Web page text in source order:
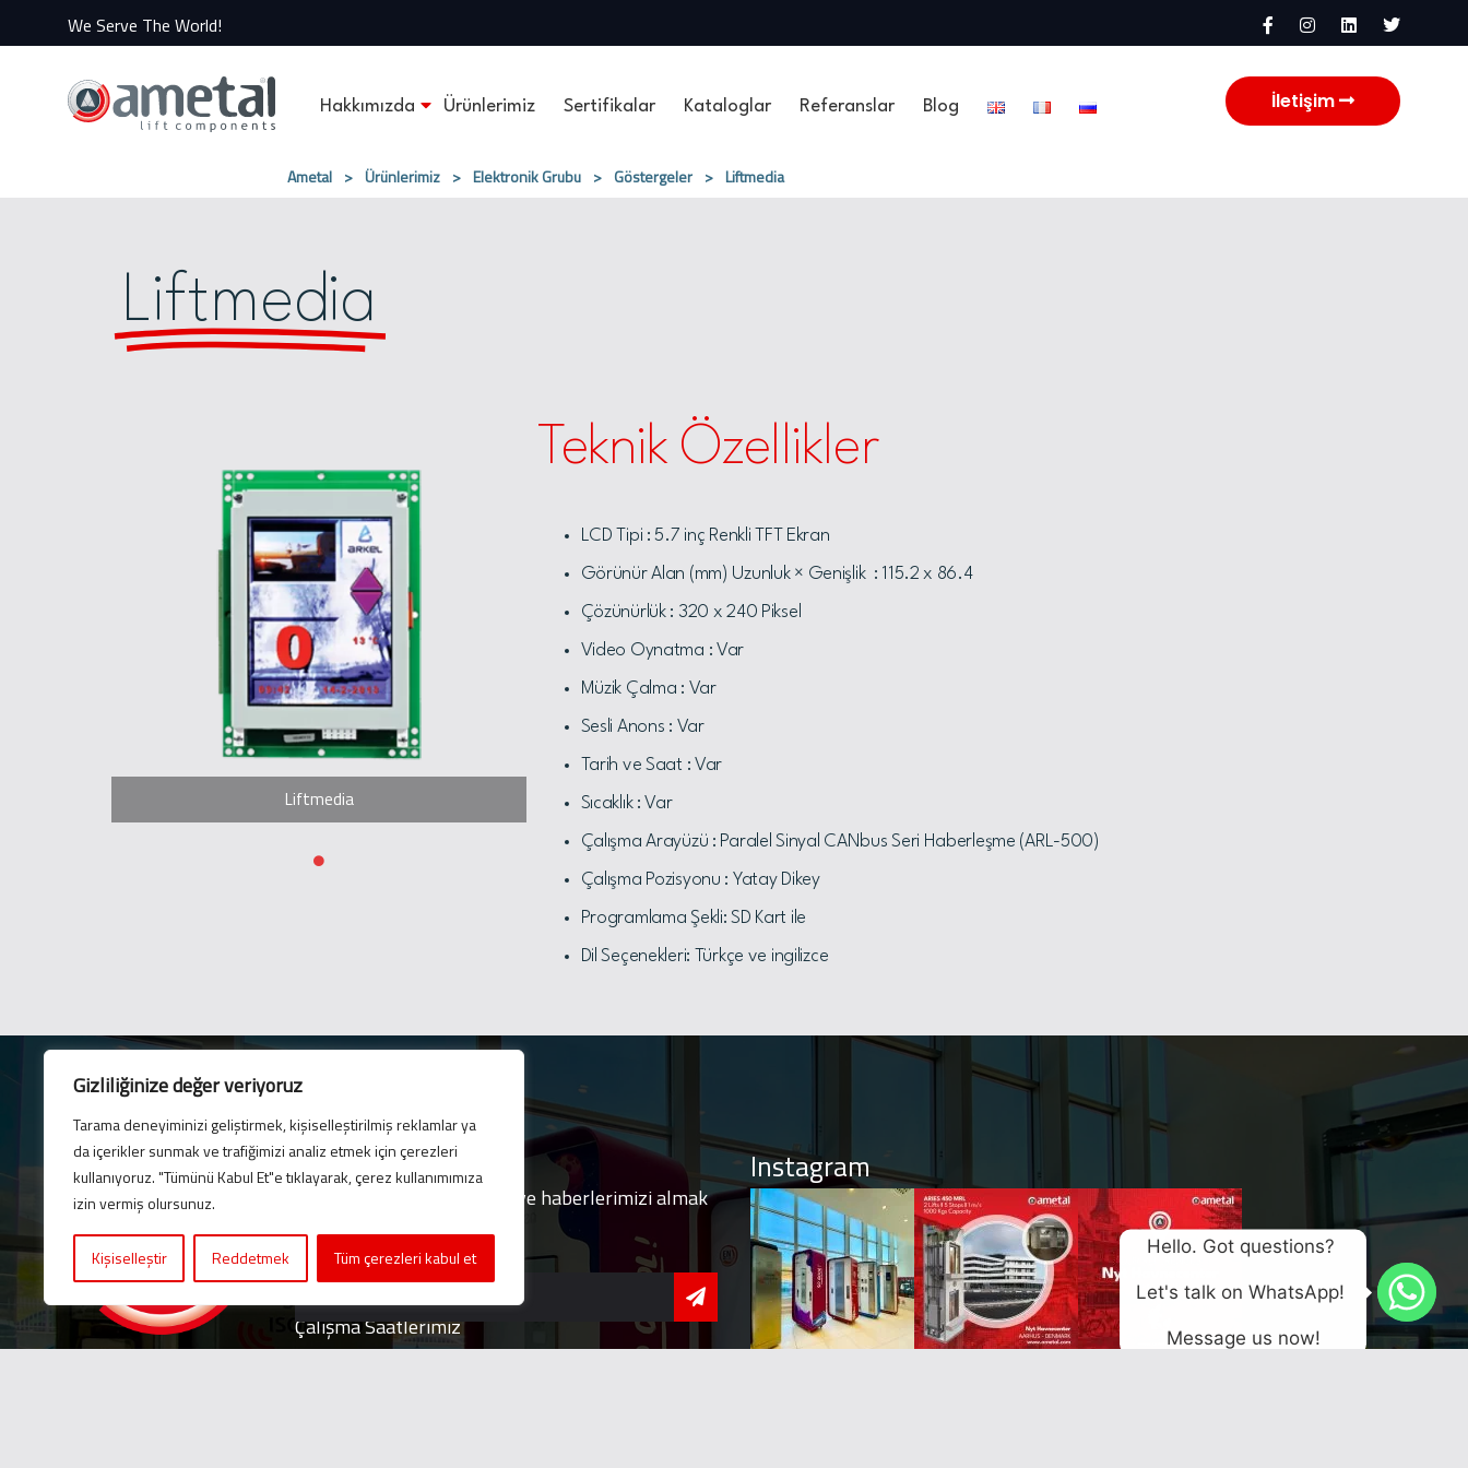
Gizliliğinize değer veriyoruz
Tarama deneyiminizi geliştirmek, kişiselleştirilmiş reklamlar ya
da içerikler sunmak ve trafiğimizi analiz etmek için çerezleri
kullanıyoruz. "Tümünü Kabul Et"e tıklayarak, çerez kullanımımıza
izin vermiş olursunuz.
Kişiselleştir Reddetmek Tüm çerezleri kabul et
We Serve The World!
Hakkımızda Ürünlerimiz Sertifikalar Kataloglar Referanslar Blog İletişim
Ametal > Ürünlerimiz > Elektronik Grubu > Göstergeler > Liftmedia
Liftmedia
Liftmedia
Teknik Özellikler
LCD Tipi : 5.7 inç Renkli TFT Ekran
Görünür Alan (mm) Uzunluk × Genişlik : 115.2 x 86.4
Çözünürlük : 320 x 240 Piksel
Video Oynatma : Var
Müzik Çalma : Var
Sesli Anons : Var
Tarih ve Saat : Var
Sıcaklık : Var
Çalışma Arayüzü : Paralel Sinyal CANbus Seri Haberleşme (ARL-500)
Çalışma Pozisyonu : Yatay Dikey
Programlama Şekli: SD Kart ile
Dil Seçenekleri: Türkçe ve ingilizce
E-Bülten
En son güncellemelerimizi ve haberlerimizi almak
için bültenimize abone olun
Çalışma Saatlerimiz
Pazartesi – Cuma, 8:00 - 17:00
Instagram
Hello. Got questions?
Let's talk on WhatsApp!
Message us now!